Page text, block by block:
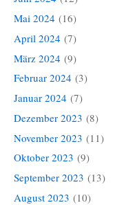
Mai 2024 (16)
April 2024 (7)
März 2024 (9)
Februar 2024 (3)
Januar 2024 (7)
Dezember 2023 (8)
November 2023 (11)
Oktober 2023 (9)
September 2023 (13)
August 2023 (10)